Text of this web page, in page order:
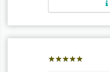
★★★★★
★★★★★